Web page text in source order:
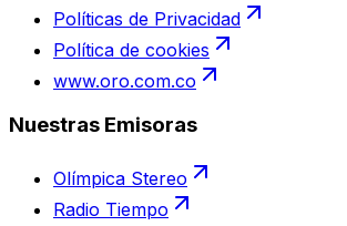
Políticas de Privacidad
Política de cookies
www.oro.com.co
Nuestras Emisoras
Olímpica Stereo
Radio Tiempo